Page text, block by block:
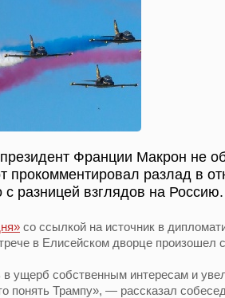
Франции Макрон не
прокомментировал разлад в
с разницей взглядов на
со ссылкой на источник в
в Елисейском дворце
в ущерб собственным интересам и
понять Трампу», — рассказал